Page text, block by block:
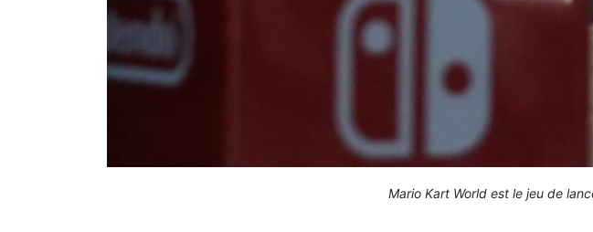
Mario Kart World est le jeu de